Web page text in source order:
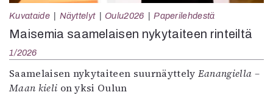
Kuvataide Näyttelyt Oulu2026 Paperilehdestä
Maisemia saamelaisen nykytaiteen rinteiltä
1/2026
Saamelaisen nykytaiteen suurnäyttely Eanangiella –
Maan kieli on yksi Oulun